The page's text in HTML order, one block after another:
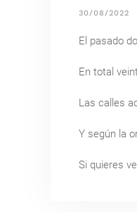
30/08/2022
El pasado
En total
Las calles
Y según la
Si quieres